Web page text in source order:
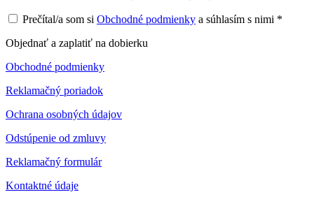
Prečítal/a som si Obchodné podmienky a súhlasím s nimi *
Objednať a zaplatiť na dobierku
Obchodné podmienky
Reklamačný poriadok
Ochrana osobných údajov
Odstúpenie od zmluvy
Reklamačný formulár
Kontaktné údaje